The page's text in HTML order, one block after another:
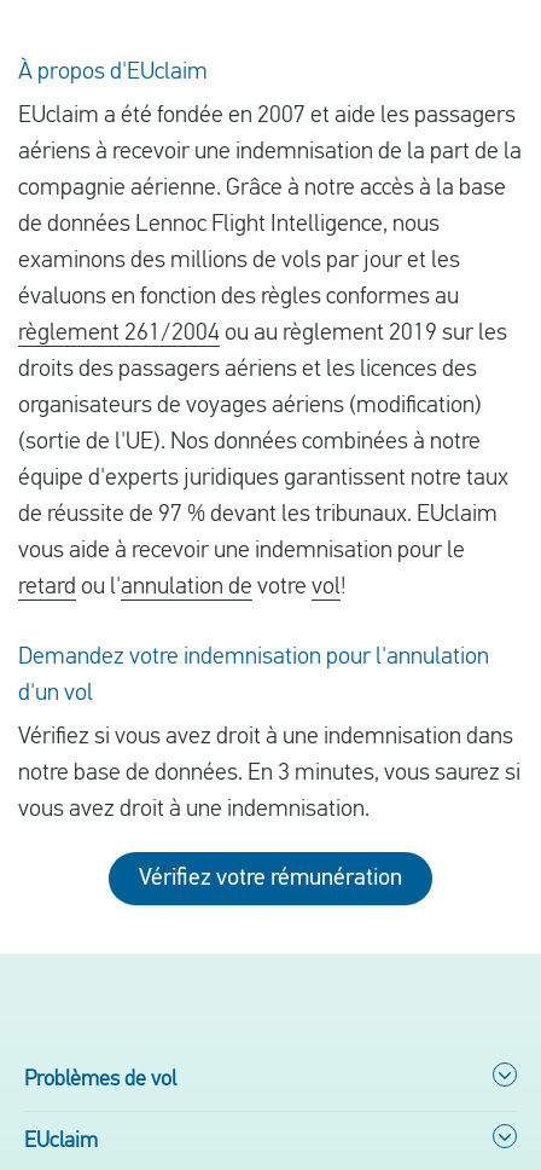
À propos d'EUclaim
EUclaim a été fondée en 2007 et aide les passagers
aériens à recevoir une indemnisation de la part de la
compagnie aérienne. Grâce à notre accès à la base
de données Lennoc Flight Intelligence, nous
examinons des millions de vols par jour et les
évaluons en fonction des règles conformes au
règlement 261/2004 ou au règlement 2019 sur les
droits des passagers aériens et les licences des
organisateurs de voyages aériens (modification)
(sortie de l'UE). Nos données combinées à notre
équipe d'experts juridiques garantissent notre taux
de réussite de 97 % devant les tribunaux. EUclaim
vous aide à recevoir une indemnisation pour le
retard ou l'annulation de votre vol!
Demandez votre indemnisation pour l'annulation
d'un vol
Vérifiez si vous avez droit à une indemnisation dans
notre base de données. En 3 minutes, vous saurez si
vous avez droit à une indemnisation.
Vérifiez votre rémunération
Problèmes de vol
EUclaim